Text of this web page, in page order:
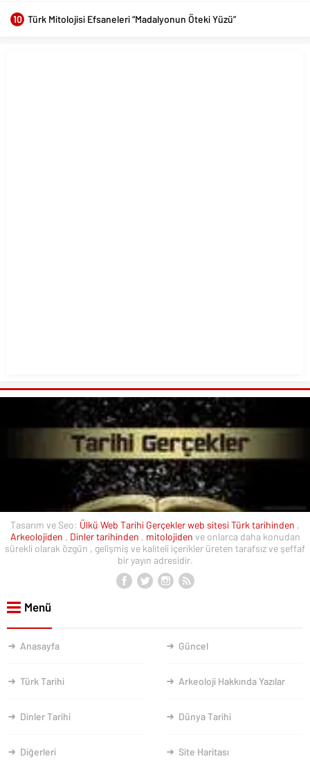
10 Türk Mitolojisi Efsaneleri “Madalyonun Öteki Yüzü”
Tasarım ve Seo: Ülkü Web Tarihi Gerçekler web sitesiTürk tarihinden ,
Arkeolojiden , Dinler tarihinden , mitolojiden ve onlarca daha konudan
sürekli olarak özgün , gelişmiş ve kaliteli içerikler üreten tarafsız ve şeffaf
bir yayın adresidir.
Menü
Anasayfa Güncel
Türk Tarihi Arkeoloji Hakkında Yazılar
Dinler Tarihi Dünya Tarihi
Diğerleri Site Haritası